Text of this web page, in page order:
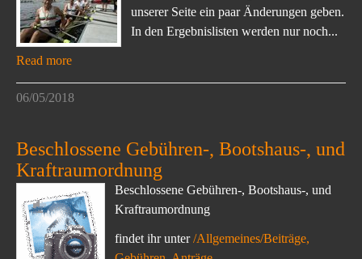
unserer Seite ein paar Änderungen geben.
In den Ergebnislisten werden nur noch...
Read more
06/05/2018
Beschlossene Gebühren-, Bootshaus-, und
Kraftraumordnung
Beschlossene Gebühren-, Bootshaus-, und
Kraftraumordnung
findet ihr unter/Allgemeines/Beiträge,